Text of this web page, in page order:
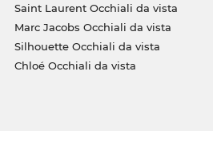
Saint Laurent Occhiali da vista
Marc Jacobs Occhiali da vista
Silhouette Occhiali da vista
Chloé Occhiali da vista